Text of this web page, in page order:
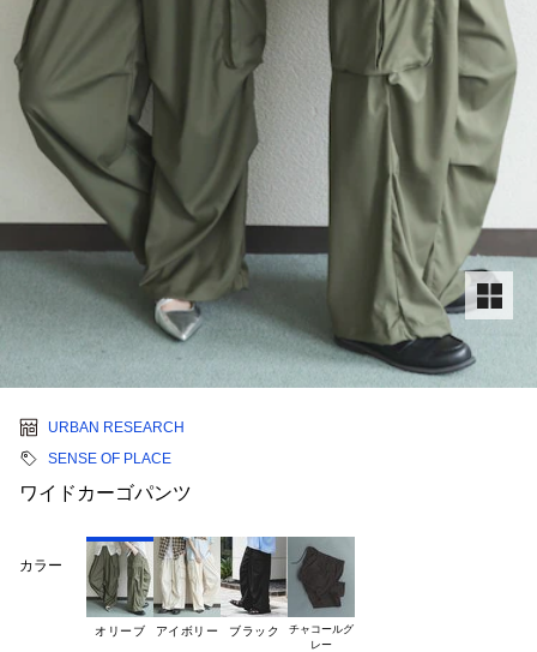
URBAN RESEARCH
SENSE OF PLACE
ワイドカーゴパンツ
カラー
オリーブ アイボリー ブラック
チャコールグ